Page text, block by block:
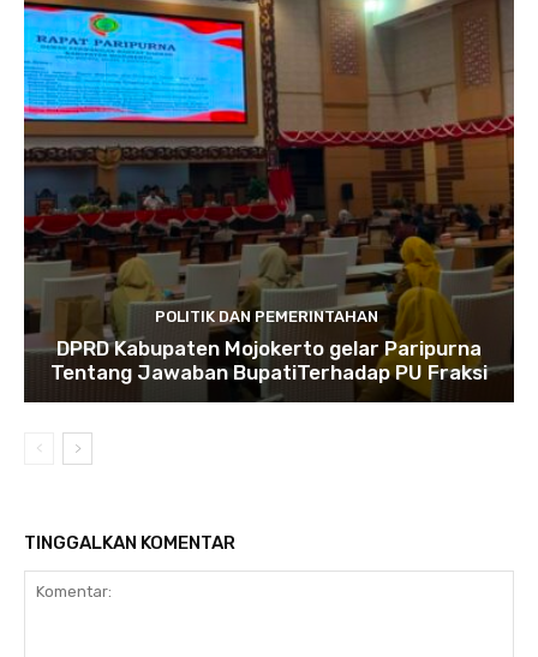
POLITIK DAN PEMERINTAHAN
DPRD Kabupaten Mojokerto gelar Paripurna
Tentang Jawaban BupatiTerhadap PU Fraksi
TINGGALKAN KOMENTAR